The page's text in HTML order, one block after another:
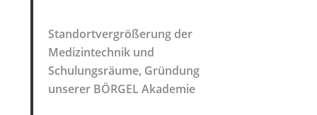
Standortvergrößerung der
Medizintechnik und
Schulungsräume, Gründung
unserer BÖRGEL Akademie